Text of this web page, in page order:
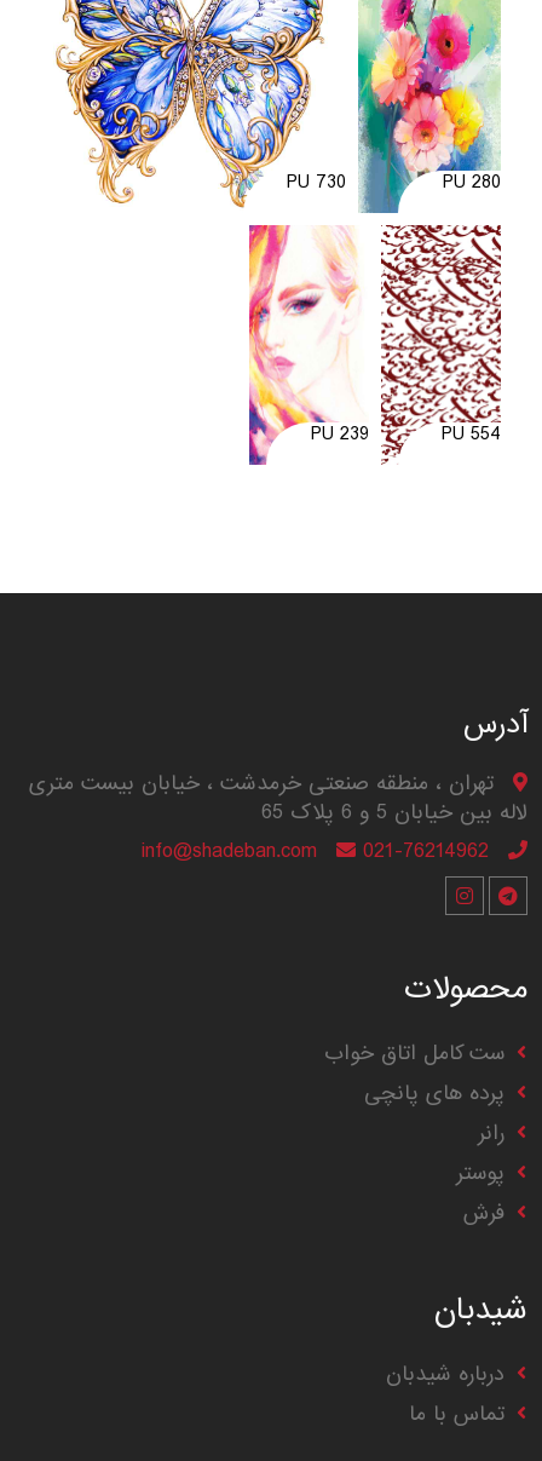
PU 280
PU 730
PU 554
PU 239
آدرس
تهران ، منطقه صنعتی خرمدشت ، خیابان بیست متری
لاله بین خیابان 5 و 6 پلاک 65
021-76214962
info@shadeban.com
محصولات
ست کامل اتاق خواب
پرده های پانچی
رانر
پوستر
فرش
شیدبان
درباره شیدبان
تماس با ما